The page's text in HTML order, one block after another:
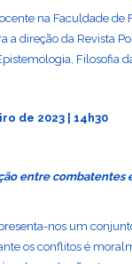
na Faculdade de
a direção da Revista
Filosofia
de 2023 | 14h30
entre
nos um
os conflitos é